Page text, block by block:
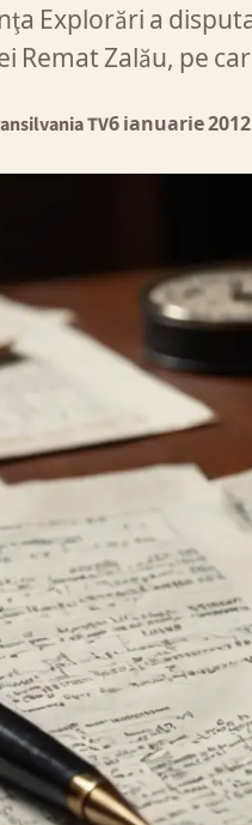
Explorări a
Remat Zalău, pe
TV6 ianuarie 2012